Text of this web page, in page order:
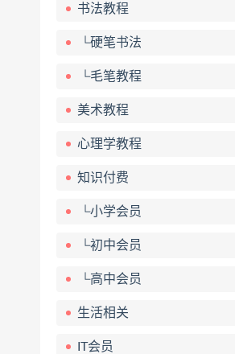
书法教程
└硬笔书法
└毛笔教程
美术教程
心理学教程
知识付费
└小学会员
└初中会员
└高中会员
生活相关
IT会员